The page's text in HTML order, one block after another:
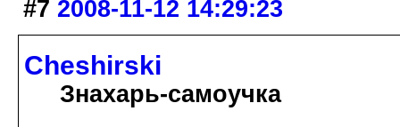
#7 2008-11-12 14:29:23
Cheshirski
Знахарь-самоучка